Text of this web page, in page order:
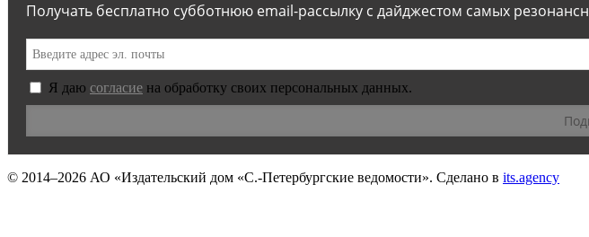
Получать бесплатно субботнюю email-рассылку с дайджестом самых
Я даю согласие на обработку своих персональных данных.
© 2014–2026 АО «Издательский дом «С.-Петербургские ведомости». Сделано в its.agency